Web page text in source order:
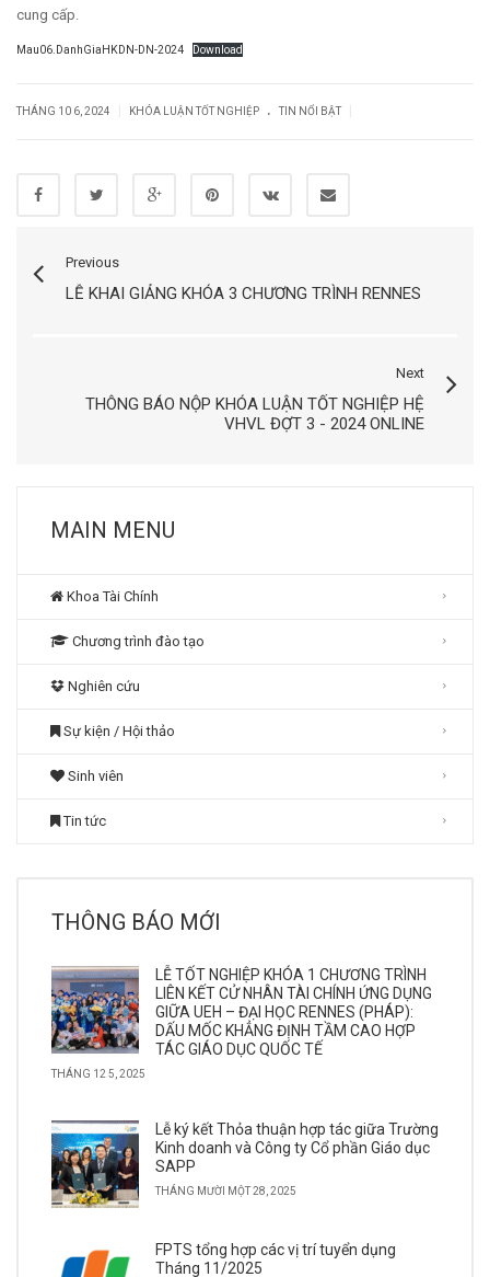
cung cấp.
Mau06.DanhGiaHKDN-DN-2024 Download
THÁNG 10 6, 2024 KHÓA LUẬN TỐT NGHIỆP . TIN NỔI BẬT
Previous
LỄ KHAI GIẢNG KHÓA 3 CHƯƠNG TRÌNH RENNES
Next
THÔNG BÁO NỘP KHÓA LUẬN TỐT NGHIỆP HỆ
VHVL ĐỢT 3 - 2024 ONLINE
MAIN MENU
Khoa Tài Chính
Chương trình đào tạo
Nghiên cứu
Sự kiện / Hội thảo
Sinh viên
Tin tức
THÔNG BÁO MỚI
LỄ TỐT NGHIỆP KHÓA 1 CHƯƠNG TRÌNH
LIÊN KẾT CỬ NHÂN TÀI CHÍNH ỨNG DỤNG
GIỮA UEH – ĐẠI HỌC RENNES (PHÁP):
DẤU MỐC KHẲNG ĐỊNH TẦM CAO HỢP
TÁC GIÁO DỤC QUỐC TẾ
THÁNG 12 5, 2025
Lễ ký kết Thỏa thuận hợp tác giữa Trường
Kinh doanh và Công ty Cổ phần Giáo dục
SAPP
THÁNG MƯỜI MỘT 28, 2025
FPTS tổng hợp các vị trí tuyển dụng
Tháng 11/2025